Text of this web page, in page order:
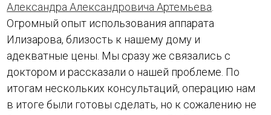
Александра Александровича Артемьева
Огромный опыт использования аппарата
Илизарова, близость к нашему дому и
адекватные цены. Мы сразу же связались с
доктором и рассказали о нашей проблеме. По
итогам нескольких консультаций, операцию нам
в итоге были готовы сделать, но к сожалению не